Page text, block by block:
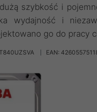
szybkość i
wydajność i
go do pracy
EAN: